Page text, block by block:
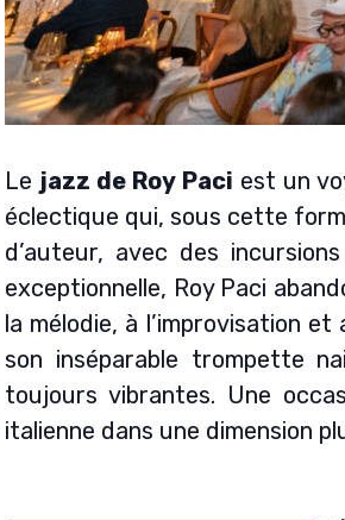
Le jazz de Roy Paci est un
éclectique qui, sous cette
d’auteur, avec des
exceptionnelle, Roy Paci
la mélodie, à l’improvisation
son inséparable trompette
toujours vibrantes. Une
italienne dans une dimension